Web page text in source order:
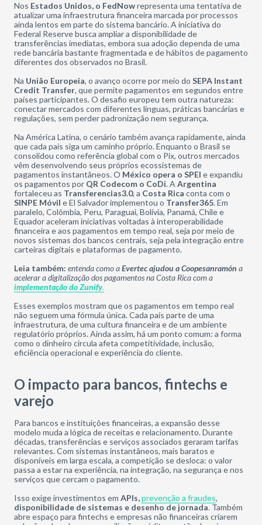
Nos Estados Unidos, o FedNowrepresenta uma tentativa de
atualizar uma infraestrutura financeira marcada por processos
ainda lentos em parte do sistema bancário. A iniciativa do
Federal Reserve busca ampliar a disponibilidade de
transferências imediatas, embora sua adoção dependa de uma
rede bancária bastante fragmentada e de hábitos de pagamento
diferentes dos observados no Brasil.
Na União Europeia, o avanço ocorre por meio do SEPA Instant
Credit Transfer, que permite pagamentos em segundos entre
países participantes. O desafio europeu tem outra natureza:
conectar mercados com diferentes línguas, práticas bancárias e
regulações, sem perder padronização nem segurança.
Na América Latina, o cenário também avança rapidamente, ainda
que cada país siga um caminho próprio. Enquanto o Brasil se
consolidou como referência global com o Pix, outros mercados
vêm desenvolvendo seus próprios ecossistemas de
pagamentos instantâneos. O México opera o SPEI e expandiu
os pagamentos por QR Codecom o CoDi. A Argentina
fortaleceu as Transferencias3.0, a Costa Rica conta com o
SINPE Móvil e El Salvador implementou o Transfer365. Em
paralelo, Colômbia, Peru, Paraguai, Bolívia, Panamá, Chile e
Equador aceleram iniciativas voltadas à interoperabilidade
financeira e aos pagamentos em tempo real, seja por meio de
novos sistemas dos bancos centrais, seja pela integração entre
carteiras digitais e plataformas de pagamento.
Leia também: entenda como aEvertec ajudou a Coopesanramón a
acelerar a digitalização dos pagamentos na Costa Rica com a
implementação do Zunify.
Esses exemplos mostram que os pagamentos em tempo real
não seguem uma fórmula única. Cada país parte de uma
infraestrutura, de uma cultura financeira e de um ambiente
regulatório próprios. Ainda assim, há um ponto comum: a forma
como o dinheiro circula afeta competitividade, inclusão,
eficiência operacional e experiência do cliente.
O impacto para bancos, fintechs e
varejo
Para bancos e instituições financeiras, a expansão desse
modelo muda a lógica de receitas e relacionamento. Durante
décadas, transferências e serviços associados geraram tarifas
relevantes. Com sistemas instantâneos, mais baratos e
disponíveis em larga escala, a competição se desloca: o valor
passa a estar na experiência, na integração, na segurança e nos
serviços que cercam o pagamento.
Isso exige investimentos em APIs,prevenção a fraudes,
disponibilidade de sistemas e desenho de jornada. Também
abre espaço para fintechs e empresas não financeiras criarem